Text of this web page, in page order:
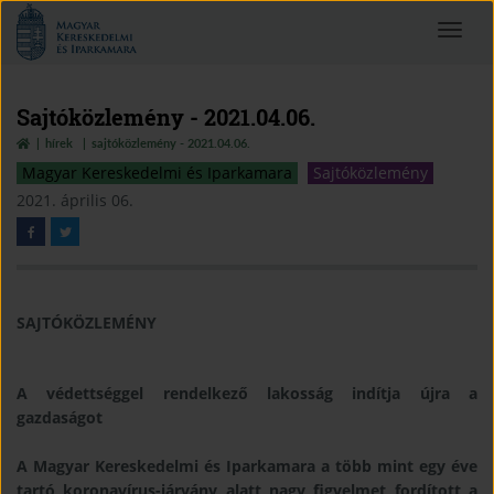
Magyar
Kereskedelmi
és
Toggle
Sajtóközlemény - 2021.04.06.
hírek sajtóközlemény - 2021.04.06.
Magyar Kereskedelmi és Iparkamara
Sajtóközlemény
2021. április 06.
SAJTÓKÖZLEMÉNY
A védettséggel rendelkező lakosság indítja újra a
gazdaságot
A Magyar Kereskedelmi és Iparkamara a több mint egy éve